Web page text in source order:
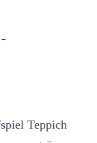
Teppich